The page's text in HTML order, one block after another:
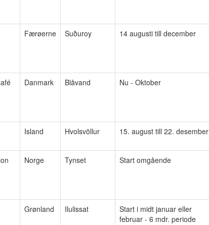
Færøerne Suðuroy 14 augusti till december
Danmark Blåvand Nu - Oktober
Island Hvolsvöllur 15. august till 22. desember
Norge Tynset Start omgående
Grønland Ilulissat
Start i midt januar eller
februar - 6 mdr. periode